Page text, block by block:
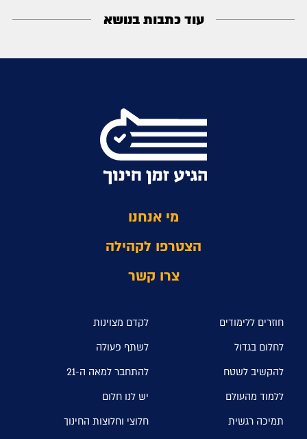
עוד כתבות בנושא
מי אנחנו
הצטרפו לקהילה
צרו קשר
חוזרים ללימודים
לקדם מצוינות
לחלום בגדול
לשתף פעולה
להקשיב לשטח
להתחבר למאה ה-21
ללמוד מהעולם
יש לנו חלום
תמיכה רגשית
חלוצי וחלוצות החינוך